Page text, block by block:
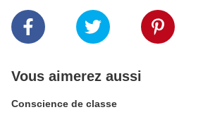
Vous aimerez aussi
Conscience de classe